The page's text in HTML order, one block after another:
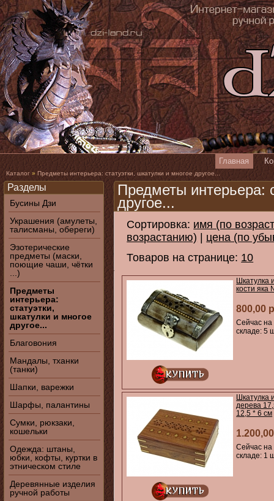
Главная
Каталог » Предметы интерьера: статуэтки, шкатулки и многое другое...
Предметы интерьера:
другое...
Сортировка: имя (по
возрастанию)
цена (по
Товаров на странице: 10
Шкатулка
кости яка
800,00
Сейчас на
складе: 5
Шкатулка
дерева
12,5 * 6 см
Сейчас на
складе: 1
Разделы
Бусины Дзи
Украшения (амулеты,
талисманы, обереги)
Эзотерические
предметы (маски,
поющие чаши, чётки
...)
Предметы
интерьера:
статуэтки,
шкатулки и многое
другое...
Благовония
Мандалы, тханки
(танки)
Шапки, варежки
Шарфы, палантины
Сумки, рюкзаки,
кошельки
Одежда: штаны,
юбки, кофты, куртки в
этническом стиле
Деревянные изделия
ручной работы